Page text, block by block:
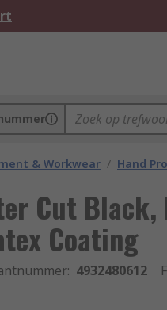
& Workwear / Hand
Cut Black,
Coating
: 4932480612